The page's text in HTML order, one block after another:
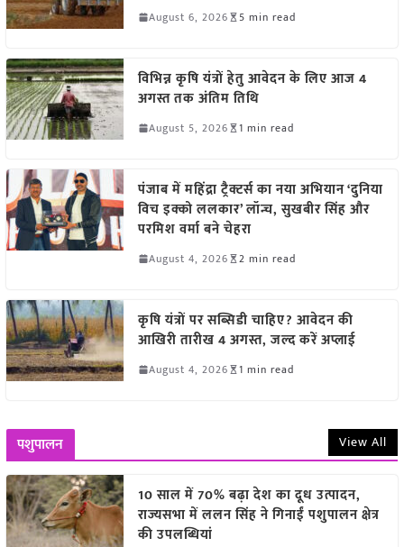
August 6, 2026 5 min read
विभिन्न कृषि यंत्रों हेतु आवेदन के लिए आज 4
अगस्त तक अंतिम तिथि
August 5, 2026 1 min read
पंजाब में महिंद्रा ट्रैक्टर्स का नया अभियान ‘दुनिया
विच इक्को ललकार’ लॉन्च, सुखबीर सिंह और
परमिश वर्मा बने चेहरा
August 4, 2026 2 min read
कृषि यंत्रों पर सब्सिडी चाहिए? आवेदन की
आखिरी तारीख 4 अगस्त, जल्द करें अप्लाई
August 4, 2026 1 min read
पशुपालन View All
10 साल में 70% बढ़ा देश का दूध उत्पादन,
राज्यसभा में ललन सिंह ने गिनाईं पशुपालन क्षेत्र
की उपलब्धियां